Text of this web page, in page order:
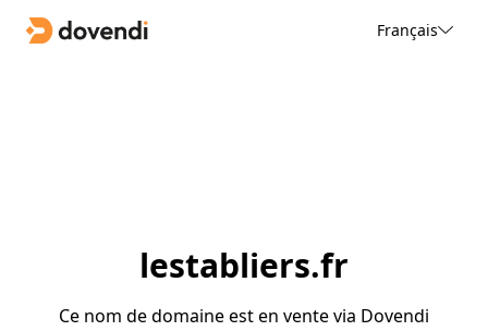
Français
lestabliers.fr
Ce nom de domaine est en vente via Dovendi